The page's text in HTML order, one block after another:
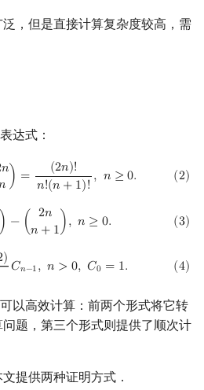
，但是直接计算复杂度较高，需
达式：
𝑛) = (2𝑛)!
𝑛!(𝑛 + 1)! , 𝑛 ≥ 0. (2)
nn !n!(n+ 0.
) − ( 2𝑛
𝑛 + 1 ), 𝑛 ≥ 0. (3)
n −( nn 1) 0.
) 𝐶𝑛−1, 𝑛 > 0, 𝐶0 = 1. (4)
2) n+ 0 C0
以高效计算：前两个形式将它转
题，第三个形式则提供了顺次计
提供两种证明方式．